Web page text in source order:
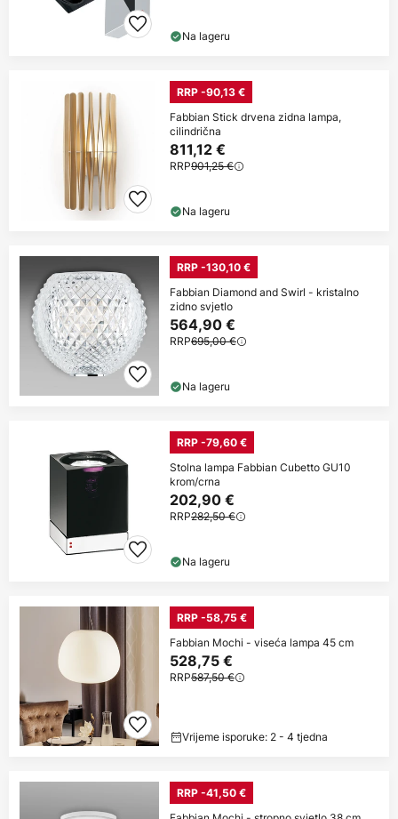
Na lageru
RRP -90,13 €
Fabbian Stick drvena zidna lampa,
cilindrična
811,12 €
RRP901,25 €
Na lageru
RRP -130,10 €
Fabbian Diamond and Swirl - kristalno
zidno svjetlo
564,90 €
RRP695,00 €
Na lageru
RRP -79,60 €
Stolna lampa Fabbian Cubetto GU10
krom/crna
202,90 €
RRP282,50 €
Na lageru
RRP -58,75 €
Fabbian Mochi - viseća lampa 45 cm
528,75 €
RRP587,50 €
Vrijeme isporuke: 2 - 4 tjedna
RRP -41,50 €